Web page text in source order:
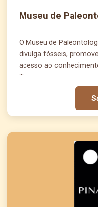
Museu de
O Museu de
divulga fósseis,
acesso ao
Terra.